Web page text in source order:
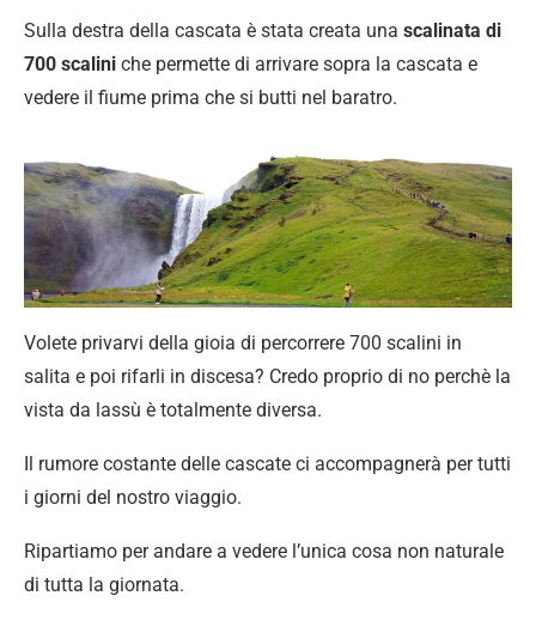
Sulla destra della cascata è stata creata una scalinata di
700 scalini che permette di arrivare sopra la cascata e
vedere il fiume prima che si butti nel baratro.
Volete privarvi della gioia di percorrere 700 scalini in
salita e poi rifarli in discesa? Credo proprio di no perchè la
vista da lassù è totalmente diversa.
Il rumore costante delle cascate ci accompagnerà per tutti
i giorni del nostro viaggio.
Ripartiamo per andare a vedere l’unica cosa non naturale
di tutta la giornata.